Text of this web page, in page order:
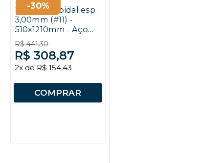
Tubo Helicoidal esp.
3,00mm (#11) -
510x1210mm - Aço
SAE
R$ 441,30
R$ 308,87
2x de R$ 154,43
COMPRAR
-30%